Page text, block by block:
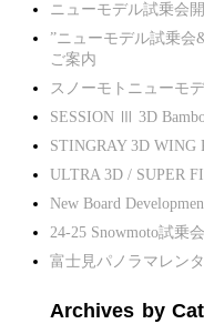
ニューモデル試乗会
”ニューモデル試乗会
ご案内
スノーモトニューモ
SESSION Ⅲ 3D
STINGRAY 3D WING
ULTRA 3D / SUPER
New Board
24-25 Snowmoto試乗
富士見パノラマレン
Archives by